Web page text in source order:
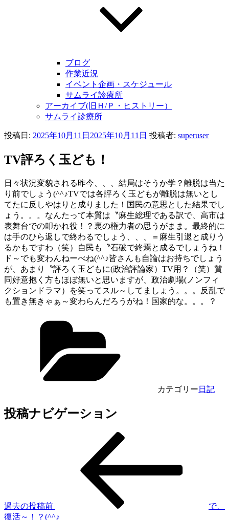
ブログ
作業近況
イベント企画・スケジュール
サムライ診療所
アーカイブ(旧Ｈ/Ｐ・ヒストリー）
サムライ診療所
投稿日: 2025年10月11日 2025年10月11日 投稿者: superuser
TV評ろく玉ども！
日々状況変貌される昨今、、、結局はそうか学？離脱は当た
り前でしょう(^^♪TVでは各評ろく玉どもが離脱は無いとし
てたに反しやはりと成りました！国民の意思とした結果でし
ょう。。。なんたって本質は〝麻生総理である訳で、高市は
表舞台での叩かれ役！？裏の権力者の思うがまま。最終的に
は手のひら返しで終わるでしょう、、、＝麻生引退と成りう
るかもですわ（笑）自民も〝石破で終焉と成るでしょうね！
ド～でも変わんねーべね(^^♪皆さんも自論はお持ちでしょう
が、あまり〝評ろく玉どもに(政治評論家）TV用？（笑）賛
同好意抱く方もほぼ無いと思いますが、政治劇場(ノンフィ
クションドラマ）を笑ってスル～してましょう。。。反乱で
も置き無きゃぁ～変わらんだろうがね！国家的な。。。？
カテゴリー 日記
投稿ナビゲーション
過去の投稿前
で、
復活～！？(^^♪